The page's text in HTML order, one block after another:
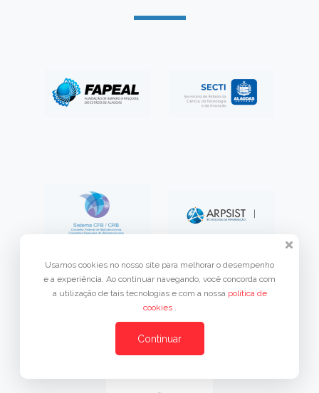
Promotora de eventos
Usamos cookies no nosso site para melhorar o desempenho
e a experiência. Ao continuar navegando, você concorda com
a utilização de tais tecnologias e com a nossa política de
cookies .
Continuar